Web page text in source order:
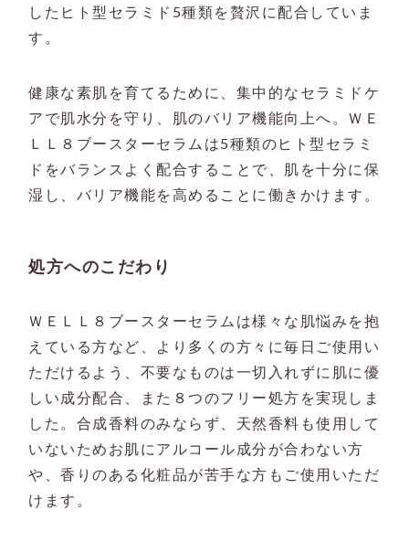
したヒト型セラミド5種類を贅沢に配合していま
す。
健康な素肌を育てるために、集中的なセラミドケ
アで肌水分を守り、肌のバリア機能向上へ。ＷＥ
ＬＬ８ブースターセラムは5種類のヒト型セラミ
ドをバランスよく配合することで、肌を十分に保
湿し、バリア機能を高めることに働きかけます。
処方へのこだわり
ＷＥＬＬ８ブースターセラムは様々な肌悩みを抱
えている方など、より多くの方々に毎日ご使用い
ただけるよう、不要なものは一切入れずに肌に優
しい成分配合、また８つのフリー処方を実現しま
した。合成香料のみならず、天然香料も使用して
いないためお肌にアルコール成分が合わない方
や、香りのある化粧品が苦手な方もご使用いただ
けます。